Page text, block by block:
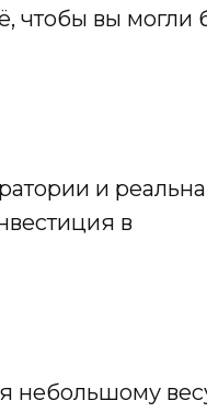
чтобы вы могли
и
в
небольшому